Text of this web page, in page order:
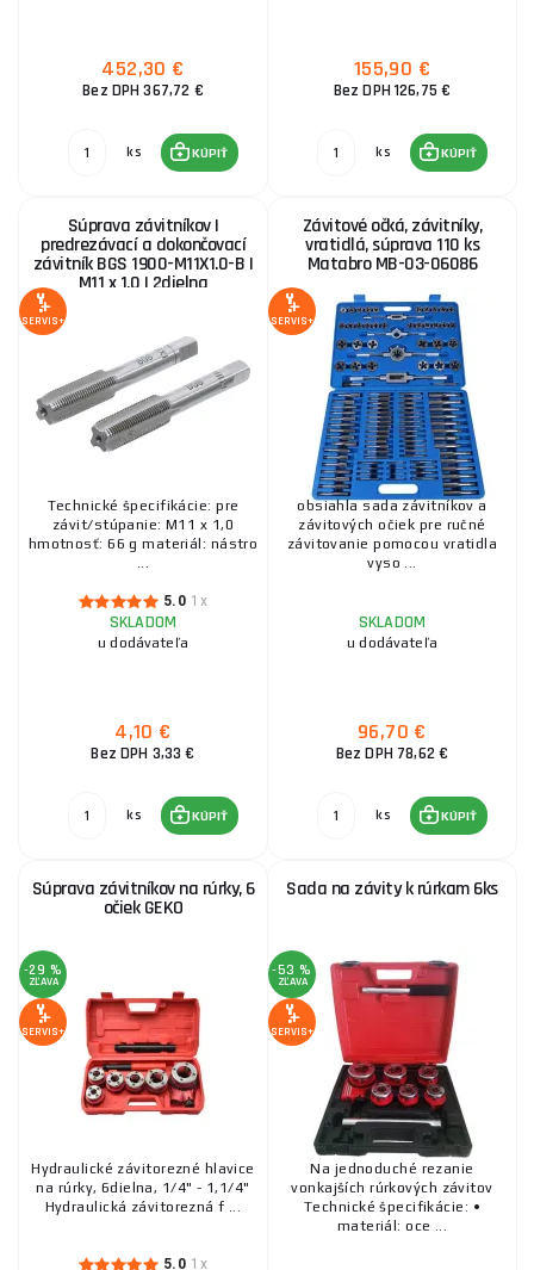
452,30 €
Bez DPH 367,72 €
ks KÚPIŤ
155,90 €
Bez DPH 126,75 €
ks KÚPIŤ
Súprava závitníkov |
predrezávací a dokončovací
závitník BGS 1900-M11X1.0-B |
M11 x 1,0 | 2dielna
SERVIS+
Technické špecifikácie: pre
závit/stúpanie: M11 x 1,0
hmotnosť: 66 g materiál: nástro
...
5.0 1x
SKLADOM
u dodávateľa
4,10 €
Bez DPH 3,33 €
ks KÚPIŤ
Závitové očká, závitníky,
vratidlá, súprava 110 ks
Matabro MB-03-06086
SERVIS+
obsiahla sada závitníkov a
závitových očiek pre ručné
závitovanie pomocou vratidla
vyso ...
SKLADOM
u dodávateľa
96,70 €
Bez DPH 78,62 €
ks KÚPIŤ
Súprava závitníkov na rúrky, 6
očiek GEKO
-29 %
ZĽAVA
SERVIS+
Hydraulické závitorezné hlavice
na rúrky, 6dielna, 1/4" - 1,1/4"
Hydraulická závitorezná f ...
5.0 1x
Sada na závity k rúrkam 6ks
-53 %
ZĽAVA
SERVIS+
Na jednoduché rezanie
vonkajších rúrkových závitov
Technické špecifikácie: •
materiál: oce ...